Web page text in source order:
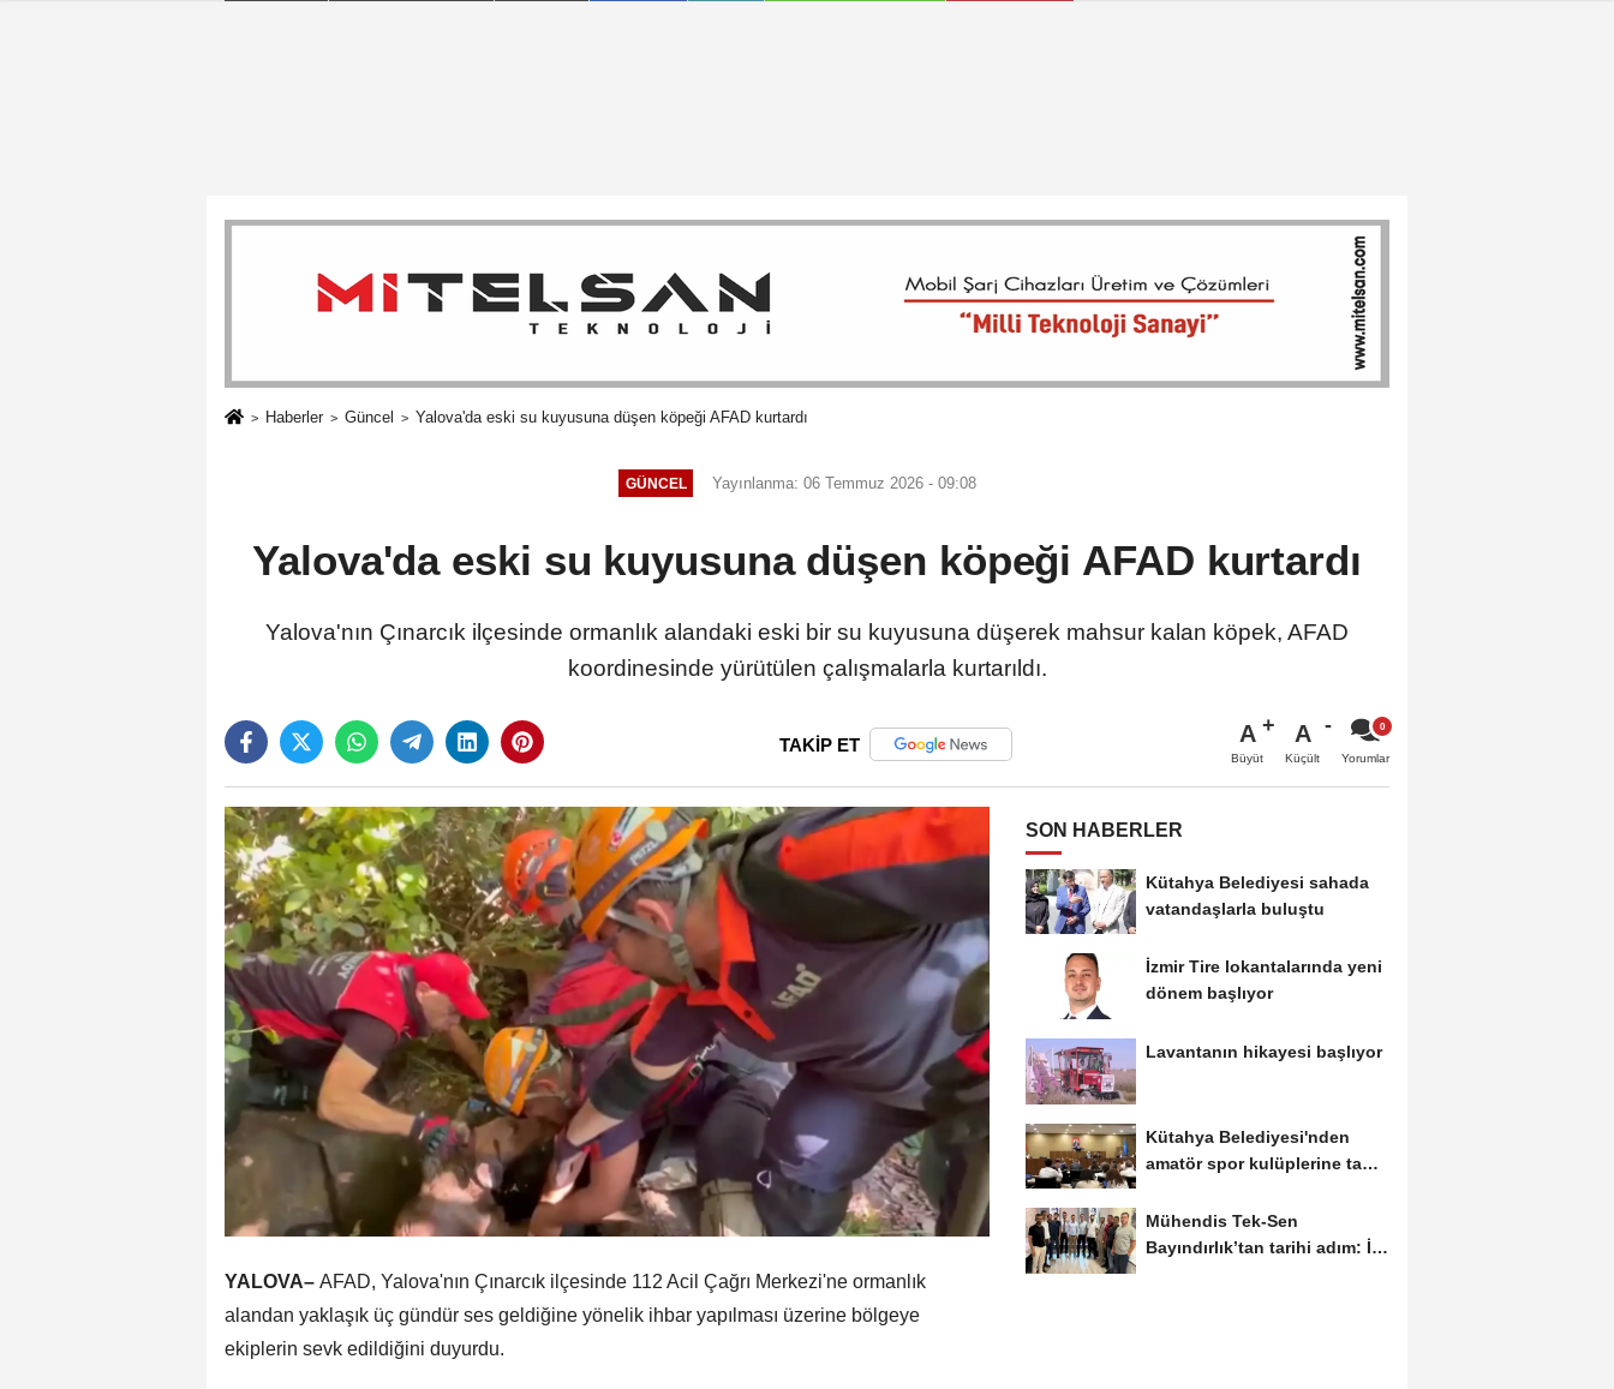
Haberler Güncel Yalova'da eski su kuyusuna düşen köpeği AFAD kurtardı
GÜNCEL Yayınlanma: 06 Temmuz 2026 - 09:08
Yalova'da eski su kuyusuna düşen köpeği AFAD kurtardı
Yalova'nın Çınarcık ilçesinde ormanlık alandaki eski bir su kuyusuna düşerek mahsur kalan köpek, AFAD
koordinesinde yürütülen çalışmalarla kurtarıldı.
TAKİP ET A
Büyüt
A
Küçült Yorumlar
YALOVA– AFAD, Yalova'nın Çınarcık ilçesinde 112 Acil Çağrı Merkezi'ne ormanlık
alandan yaklaşık üç gündür ses geldiğine yönelik ihbar yapılması üzerine bölgeye
ekiplerin sevk edildiğini duyurdu.
SON HABERLER
Kütahya Belediyesi sahada
vatandaşlarla buluştu
İzmir Tire lokantalarında yeni
dönem başlıyor
Lavantanın hikayesi başlıyor
Kütahya Belediyesi'nden
amatör spor kulüplerine tam
Mühendis Tek-Sen
Bayındırlık’tan tarihi adım: İlk